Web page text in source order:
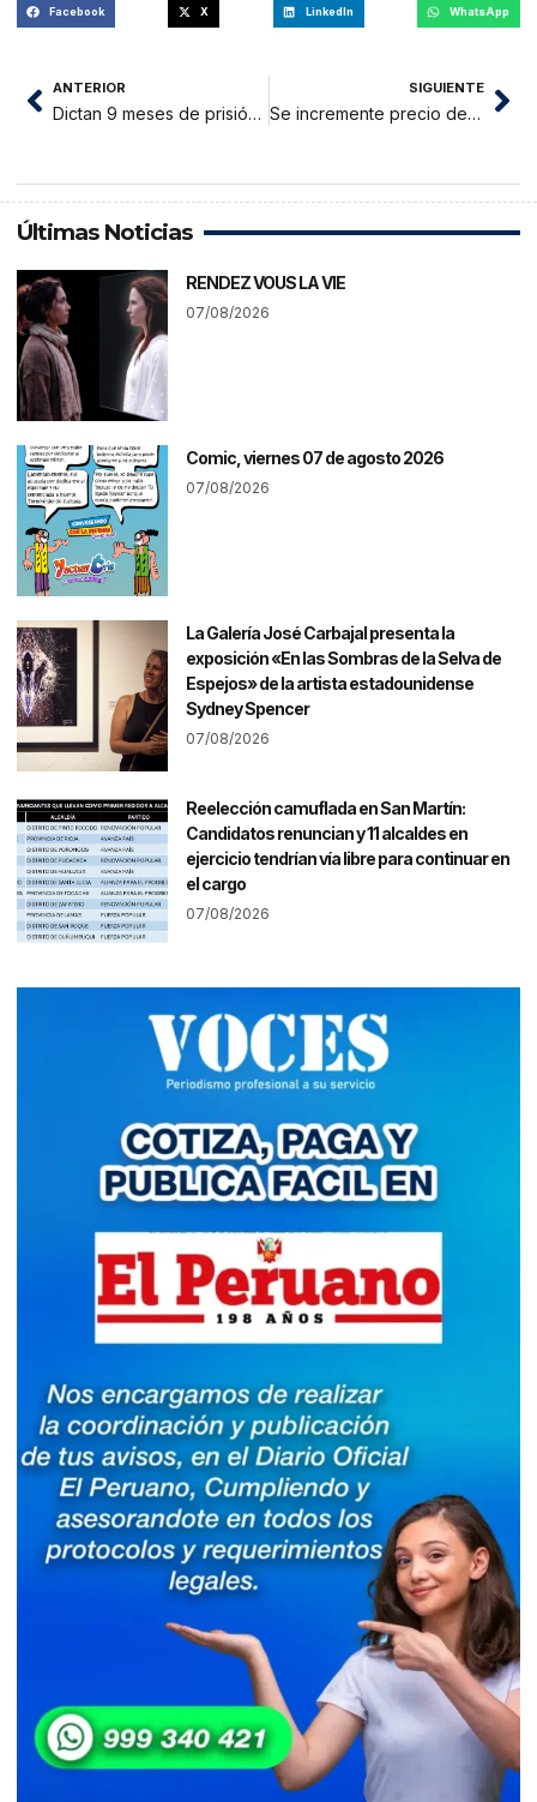
Facebook X LinkedIn WhatsApp
ANTERIOR
Dictan 9 meses de prisión preventiva a implicados por tráfico ilícito de drogas
SIGUIENTE
Se incremente precio de carne de pavo en la ciudad de Moyobamba
Últimas Noticias
RENDEZ VOUS LA VIE
07/08/2026
Comic, viernes 07 de agosto 2026
07/08/2026
La Galería José Carbajal presenta la
exposición «En las Sombras de la Selva de
Espejos» de la artista estadounidense
Sydney Spencer
07/08/2026
Reelección camuflada en San Martín:
Candidatos renuncian y 11 alcaldes en
ejercicio tendrían vía libre para continuar en
el cargo
07/08/2026